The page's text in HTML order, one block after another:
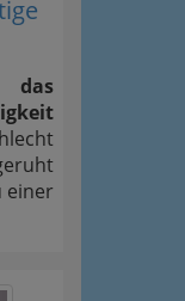
das
einer